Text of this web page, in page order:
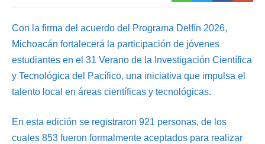
Con la firma del acuerdo del Programa Delfín 2026,
Michoacán fortalecerá la participación de jóvenes
estudiantes en el 31 Verano de la Investigación Científica
y Tecnológica del Pacífico, una iniciativa que impulsa el
talento local en áreas científicas y tecnológicas.
En esta edición se registraron 921 personas, de los
cuales 853 fueron formalmente aceptados para realizar